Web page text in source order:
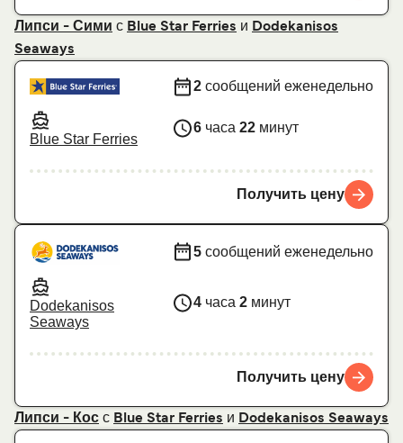
Липси - Сими с Blue Star Ferries и Dodekanisos
Seaways
Blue Star Ferries
2 сообщений еженедельно
6 часа 22 минут
Получить цену
Dodekanisos
Seaways
5 сообщений еженедельно
4 часа 2 минут
Получить цену
Липси - Кос с Blue Star Ferries и Dodekanisos Seaways